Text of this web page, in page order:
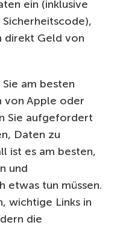
ein (inklusive
direkt Geld von
am besten
von Apple oder
Sie aufgefordert
Daten zu
ist es am besten,
und
etwas tun müssen.
wichtige Links in
die